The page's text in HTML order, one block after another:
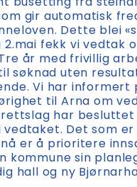
busetting fra
gir automatisk
Dette blei
2.mai fekk vi vedtak
år med frivillig
søknad uten
Vi har informert
til Arna om
har besluttet
vedtaket. Det som
er å prioritere
kommune sin
hall og ny